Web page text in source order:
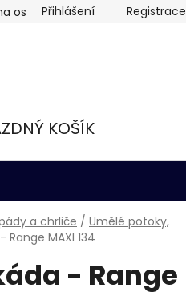
osobních údajů
Přihlášení Registrace
KOŠÍK
a chrliče / Umělé potoky,
MAXI 134
- Range